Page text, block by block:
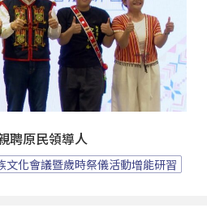
聘原民領導人
文化會議暨歲時祭儀活動增能研習